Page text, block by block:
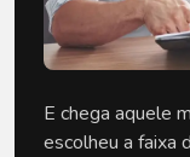
E chega aquele
escolheu a faixa